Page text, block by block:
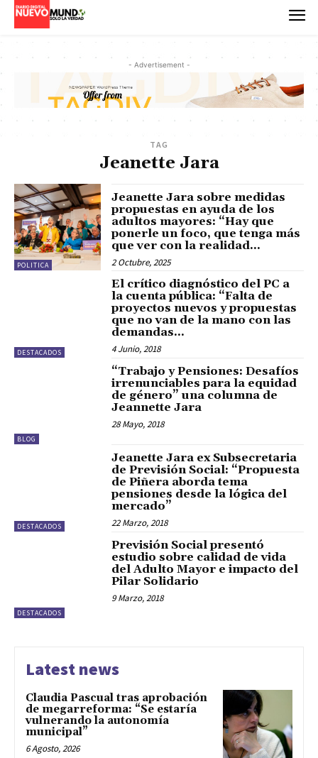
- Advertisement -
TAG
Jeanette Jara
POLITICA
Jeanette Jara sobre medidas
propuestas en ayuda de los
adultos mayores: “Hay que
ponerle un foco, que tenga más
que ver con la realidad...
2 Octubre, 2025
DESTACADOS
El crítico diagnóstico del PC a
la cuenta pública: “Falta de
proyectos nuevos y propuestas
que no van de la mano con las
demandas...
4 Junio, 2018
BLOG
“Trabajo y Pensiones: Desafíos
irrenunciables para la equidad
de género” una columna de
Jeannette Jara
28 Mayo, 2018
DESTACADOS
Jeanette Jara ex Subsecretaria
de Previsión Social: “Propuesta
de Piñera aborda tema
pensiones desde la lógica del
mercado”
22 Marzo, 2018
DESTACADOS
Previsión Social presentó
estudio sobre calidad de vida
del Adulto Mayor e impacto del
Pilar Solidario
9 Marzo, 2018
Latest news
Claudia Pascual tras aprobación
de megarreforma: “Se estaría
vulnerando la autonomía
municipal”
6 Agosto, 2026